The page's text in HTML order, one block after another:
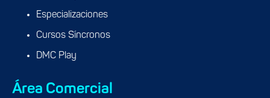
Especializaciones
Cursos Síncronos
DMC Play
Área Comercial